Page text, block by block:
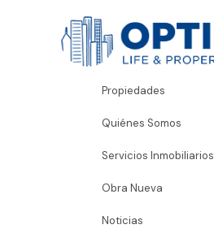
Propiedades
Quiénes Somos
Servicios Inmobiliarios
Obra Nueva
Noticias